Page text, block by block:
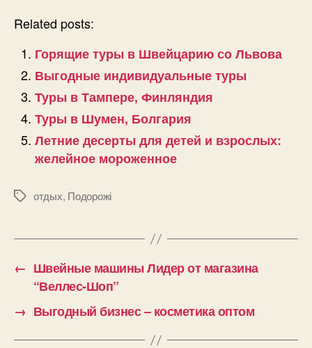
Related posts:
Горящие туры в Швейцарию со Львова
Выгодные индивидуальные туры
Туры в Тампере, Финляндия
Туры в Шумен, Болгария
Летние десерты для детей и взрослых:
желейное мороженное
Позначки
отдых, Подорожі
← Швейные машины Лидер от магазина
“Веллес-Шоп”
→ Выгодный бизнес – косметика оптом